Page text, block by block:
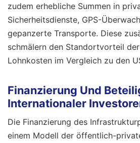
zudem erhebliche Summen in
Sicherheitsdienste, GPS-
gepanzerte Transporte. Diese
schmälern den Standortvorteil
Lohnkosten im Vergleich zu den
Finanzierung Und
Internationaler
Die Finanzierung des
einem Modell der öffentlich-